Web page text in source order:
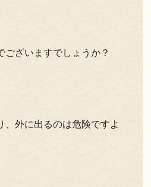
ございますでしょうか？
、外に出るのは危険ですよ